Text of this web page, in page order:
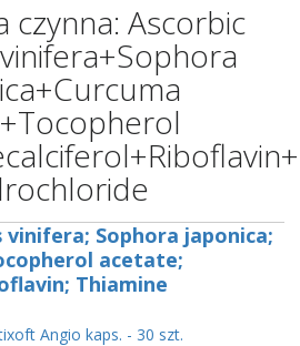
czynna: Ascorbic
vinifera; Sophora japonica;
acetate;
Thiamine
Angio kaps. - 30 szt.